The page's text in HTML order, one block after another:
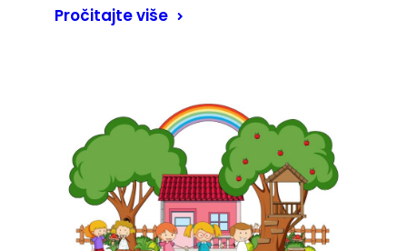
Pročitajte više